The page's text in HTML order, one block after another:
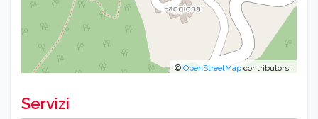
©OpenStreetMap contributors.
Servizi